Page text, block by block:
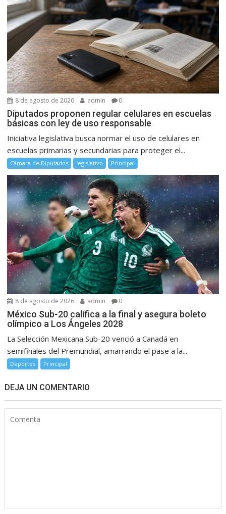
8 de agosto de 2026 admin 0
Diputados proponen regular celulares en escuelas
básicas con ley de uso responsable
Iniciativa legislativa busca normar el uso de celulares en
escuelas primarias y secundarias para proteger el...
Cámara de Diputados legislativo Principal
8 de agosto de 2026 admin 0
México Sub-20 califica a la final y asegura boleto
olímpico a Los Ángeles 2028
La Selección Mexicana Sub-20 venció a Canadá en
semifinales del Premundial, amarrando el pase a la...
Deportes Principal
DEJA UN COMENTARIO